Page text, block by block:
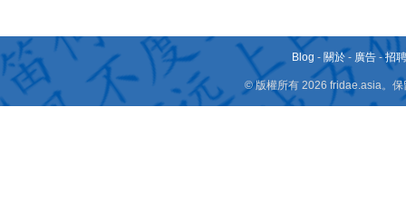
Blog - 關於 - 廣告 -招
© 版權所有 2026 fridae.asia。